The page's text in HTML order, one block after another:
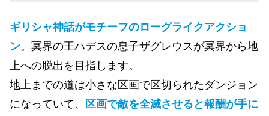
ギリシャ神話がモチーフのローグライクアクショ
ン。冥界の王ハデスの息子ザグレウスが冥界から地
上への脱出を目指します。
地上までの道は小さな区画で区切られたダンジョン
になっていて、
区画で敵を全滅させると報酬が手に